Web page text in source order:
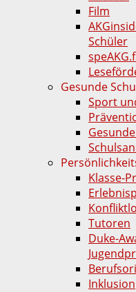
Film
Schüler
Gesunde
Sport
Klasse-
Tutoren
Duke-
Inklusion